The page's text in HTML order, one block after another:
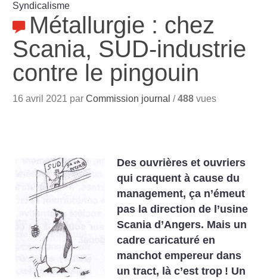
Syndicalisme
Métallurgie : chez
Scania, SUD-industrie
contre le pingouin
16 avril 2021 parCommission journal /488 vues
Des ouvrières et ouvriers
qui craquent à cause du
management, ça n’émeut
pas la direction de l’usine
Scania d’Angers. Mais un
cadre caricaturé en
manchot empereur dans
un tract, là c’est trop ! Un